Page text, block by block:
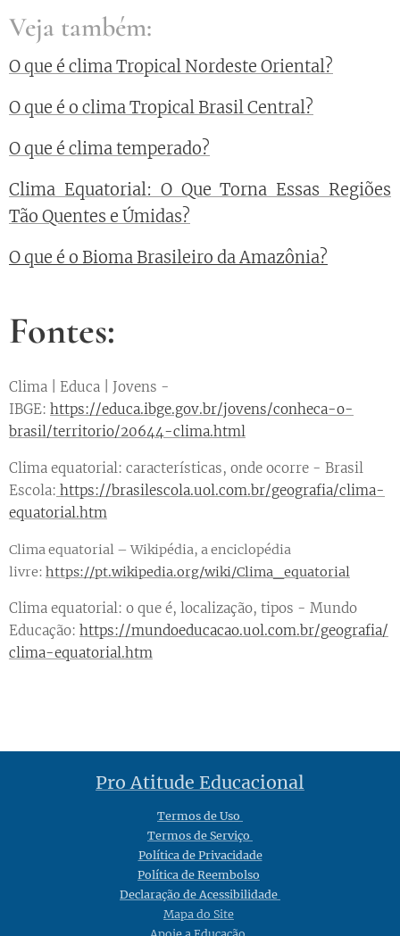
Veja também:
O que é clima Tropical Nordeste Oriental?
O que é o clima Tropical Brasil Central?
O que é clima temperado?
Clima Equatorial: O Que Torna Essas Regiões
Tão Quentes e Úmidas?
O que é o Bioma Brasileiro da Amazônia?
Fontes:
Clima | Educa | Jovens -
IBGE: https://educa.ibge.gov.br/jovens/conheca-o-
brasil/territorio/20644-clima.html
Clima equatorial: características, onde ocorre - Brasil
Escola: https://brasilescola.uol.com.br/geografia/clima-
equatorial.htm
Clima equatorial – Wikipédia, a enciclopédia
livre: https://pt.wikipedia.org/wiki/Clima_equatorial
Clima equatorial: o que é, localização, tipos - Mundo
Educação: https://mundoeducacao.uol.com.br/geografia/
clima-equatorial.htm
Pro Atitude Educacional
Termos de Uso
Termos de Serviço
Política de Privacidade
Política de Reembolso
Declaração de Acessibilidade
Mapa do Site